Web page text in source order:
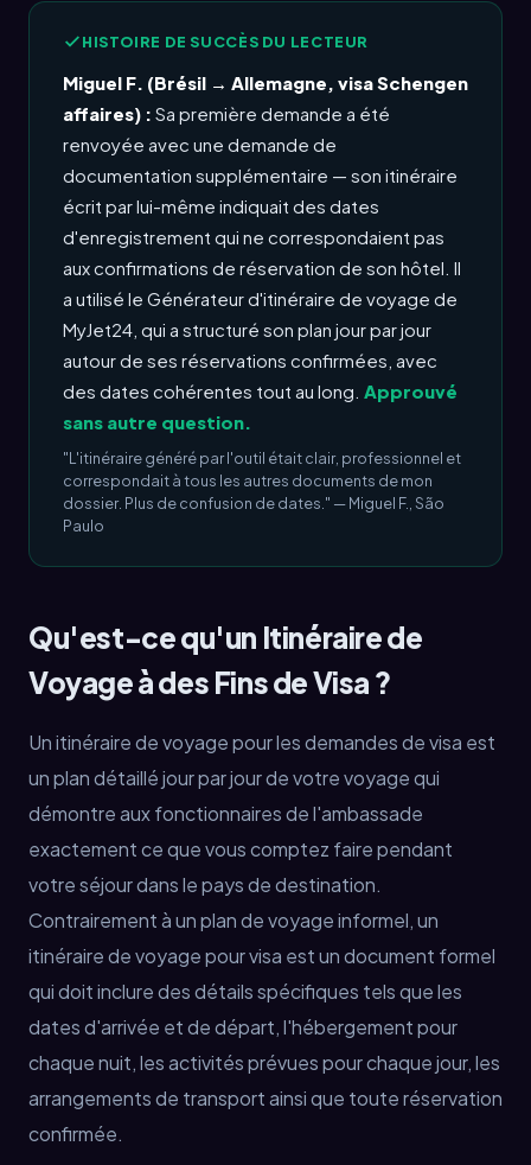
HISTOIRE DE SUCCÈS DU LECTEUR
Miguel F. (Brésil → Allemagne, visa Schengen
affaires) : Sa première demande a été
renvoyée avec une demande de
documentation supplémentaire — son itinéraire
écrit par lui-même indiquait des dates
d'enregistrement qui ne correspondaient pas
aux confirmations de réservation de son hôtel. Il
a utilisé le Générateur d'itinéraire de voyage de
MyJet24, qui a structuré son plan jour par jour
autour de ses réservations confirmées, avec
des dates cohérentes tout au long. Approuvé
sans autre question.
"L'itinéraire généré par l'outil était clair, professionnel et
correspondait à tous les autres documents de mon
dossier. Plus de confusion de dates." — Miguel F., São
Paulo
Qu'est-ce qu'un Itinéraire de
Voyage à des Fins de Visa ?
Un itinéraire de voyage pour les demandes de visa est
un plan détaillé jour par jour de votre voyage qui
démontre aux fonctionnaires de l'ambassade
exactement ce que vous comptez faire pendant
votre séjour dans le pays de destination.
Contrairement à un plan de voyage informel, un
itinéraire de voyage pour visa est un document formel
qui doit inclure des détails spécifiques tels que les
dates d'arrivée et de départ, l'hébergement pour
chaque nuit, les activités prévues pour chaque jour, les
arrangements de transport ainsi que toute réservation
confirmée.